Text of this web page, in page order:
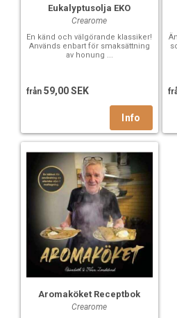
Eukalyptusolja EKO
Crearome
En känd och välgörande klassiker!
Används enbart för smaksättning
av honung ...
från 59,00 SEK
Aromaköket Receptbok
Crearome